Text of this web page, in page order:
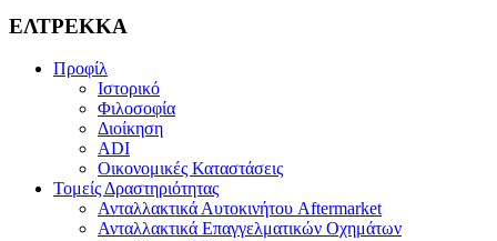
ΕΛΤΡΕΚΚΑ
Προφίλ
Ιστορικό
Φιλοσοφία
Διοίκηση
ADI
Οικονομικές Καταστάσεις
Τομείς Δραστηριότητας
Ανταλλακτικά Αυτοκινήτου Aftermarket
Ανταλλακτικά Επαγγελματικών Οχημάτων